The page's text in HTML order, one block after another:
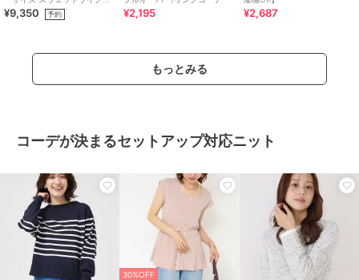
ット
¥9,350 予約 ¥2,195 ¥2,687
もっとみる
コーデが決まるセットアップ対応ニット
30%OFF